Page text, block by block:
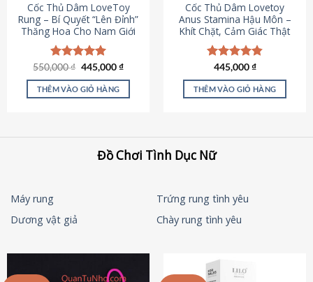
Cốc Thủ Dâm LoveToy
Rung – Bí Quyết “Lên Đỉnh”
Thăng Hoa Cho Nam Giới
Được xếp
hạng5.00
5 sao
550,000₫ Giá
là:
550,000 ₫.
445,000₫Giá
tại
THÊM VÀO GIỎ HÀNG
Cốc Thủ Dâm Lovetoy
Anus Stamina Hậu Môn –
Khít Chặt, Cảm Giác Thật
Được xếp
hạng4.84
5 sao
445,000₫
THÊM VÀO GIỎ HÀNG
Đồ Chơi Tình Dục Nữ
Máy rung
Trứng rung tình yêu
Dương vật giả
Chày rung tình yêu